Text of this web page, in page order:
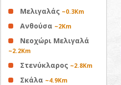
Μελιγαλάς ~0.3Km
Ανθούσα ~2Km
Νεοχώρι Μελιγαλά
~2.2Km
Στενύκλαρος ~2.8Km
Σκάλα ~4.9Km